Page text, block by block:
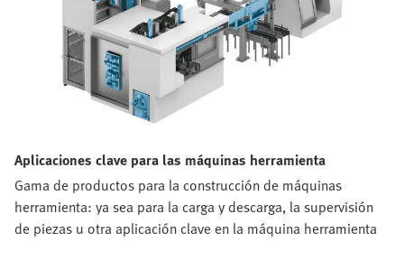
Aplicaciones clave para las máquinas herramienta
Gama de productos para la construcción de máquinas
herramienta: ya sea para la carga y descarga, la supervisión
de piezas u otra aplicación clave en la máquina herramienta